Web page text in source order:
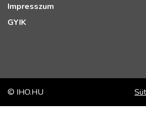
Impresszum
GYIK
© IHO.HU